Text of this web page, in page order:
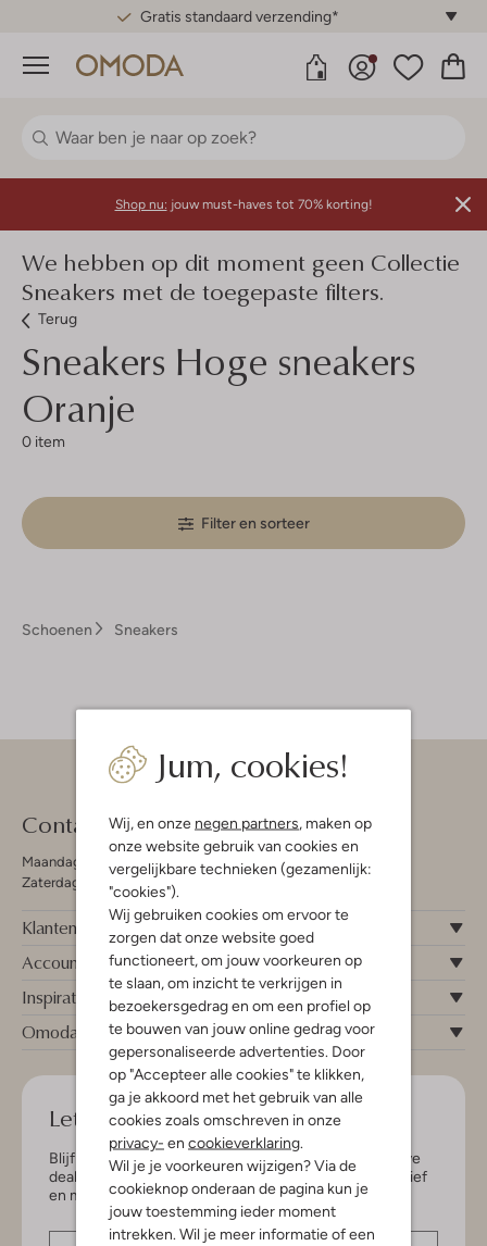
Gratis standaard verzending*
Menu
Jum, cookies!
Wij, en onze negen partners, maken op
onze website gebruik van cookies en
vergelijkbare technieken (gezamenlijk:
"cookies").
Wij gebruiken cookies om ervoor te
zorgen dat onze website goed
functioneert, om jouw voorkeuren op
te slaan, om inzicht te verkrijgen in
bezoekersgedrag en om een profiel op
te bouwen van jouw online gedrag voor
gepersonaliseerde advertenties. Door
op "Accepteer alle cookies" te klikken,
ga je akkoord met het gebruik van alle
cookies zoals omschreven in onze
privacy- en cookieverklaring.
Wil je je voorkeuren wijzigen? Via de
cookieknop onderaan de pagina kun je
jouw toestemming ieder moment
intrekken. Wil je meer informatie of een
Shop nu: jouw must-haves tot 70% korting!
We hebben op dit moment geen Collectie
Sneakers met de toegepaste filters.
Terug
Sneakers Hoge sneakers
Oranje
0 item
Filter en sorteer
Schoenen Sneakers
Contact
Maandag - Vrijdag 09:00 - 19:00 uur
Zaterdag 09:00 - 17:00 uur
Klantenservice
Account
Inspiratie
Omoda
Let's keep in touch!
Blijf op de hoogte van de nieuwste items en exclusieve
deals, speciaal voor jou. Schrijf je in voor de nieuwsbrief
en maak kans op € 150,- shoptegoed.